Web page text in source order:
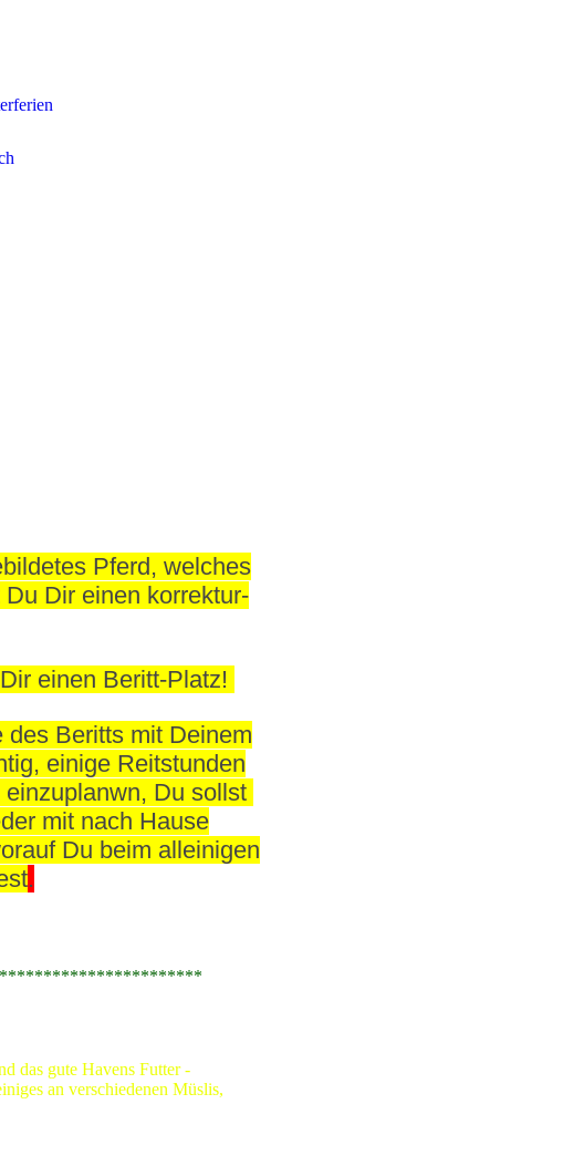
Pferd, welches
Dir einen korrektur-
einen Beritt-Platz!
Beritts mit Deinem
einige Reitstunden
Du sollst
mit nach Hause
Du beim alleinigen
.
das gute Havens Futter -
an verschiedenen Müslis,